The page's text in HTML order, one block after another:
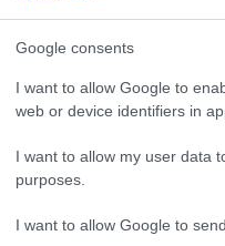
Google consents
I want to allow Google to
web or device identifiers in
I want to allow my user data
purposes.
I want to allow Google to